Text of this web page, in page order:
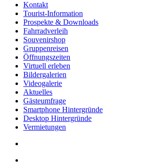
Kontakt
Tourist-Information
Prospekte & Downloads
Fahrradverleih
Souvenirshop
Gruppenreisen
Öffnungszeiten
Virtuell erleben
Bildergalerien
Videogalerie
Aktuelles
Gästeumfrage
Smartphone Hintergründe
Desktop Hintergründe
Vermietungen